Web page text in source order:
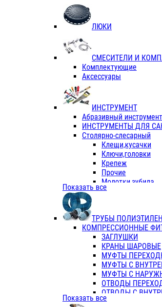
ЛЮКИ
СМЕСИТЕЛИ И
Комплектующие
Аксессуары
ИНСТРУМЕНТ
Абразивный инструмент
ИНСТРУМЕНТЫ ДЛЯ
Столярно-слесарный
Клещи,кусачки
Ключи,головки
Крепеж
Прочие
Молотки,зубила
Отвертки
Хоз. инвентарь
ЭЛ. ИНСТРУМЕНТ OASIS
Показать все
ТРУБЫ
КОМПРЕССИОННЫЕ
ЗАГЛУШКИ
КРАНЫ ШАРОВЫЕ
МУФТЫ
МУФТЫ С
МУФТЫ С
ОТВОДЫ
ОТВОДЫ С
ОТВОДЫ С
Показать все